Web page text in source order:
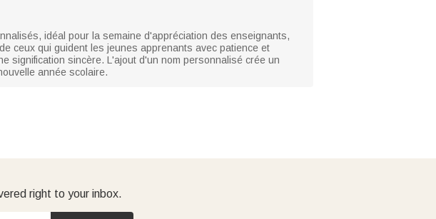
idéal pour la semaine d'appréciation des enseignants,
ceux qui guident les jeunes apprenants avec patience et
signification sincère. L'ajout d'un nom personnalisé crée un
année scolaire.
right to your inbox.